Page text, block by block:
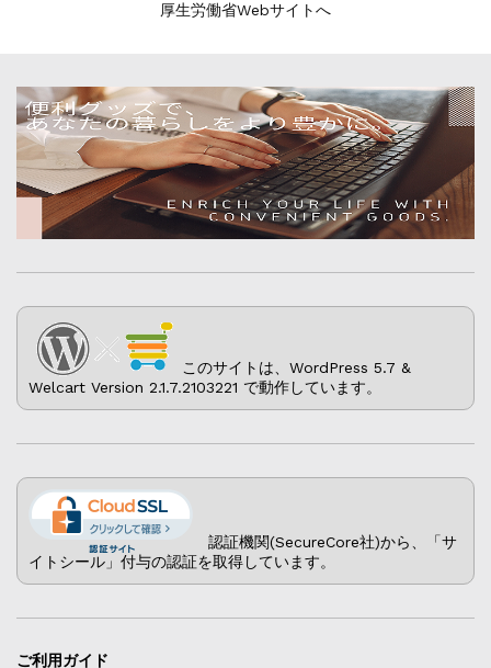
厚生労働省Webサイトへ
このサイトは、WordPress 5.7 &
Welcart Version 2.1.7.2103221 で動作しています。
認証機関(SecureCore社)から、「サ
イトシール」付与の認証を取得しています。
ご利用ガイド